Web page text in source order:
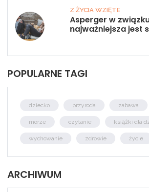
Z ŻYCIA WZIĘTE
Asperger w
najważniejsza jest
POPULARNE TAGI
dziecko przyroda zabawa
morze czytanie książki dla
wychowanie zdrowie życie
ARCHIWUM